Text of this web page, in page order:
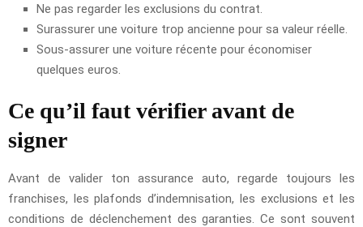
Ne pas regarder les exclusions du contrat.
Surassurer une voiture trop ancienne pour sa valeur réelle.
Sous-assurer une voiture récente pour économiser
quelques euros.
Ce qu’il faut vérifier avant de
signer
Avant de valider ton assurance auto, regarde toujours les
franchises, les plafonds d’indemnisation, les exclusions et les
conditions de déclenchement des garanties. Ce sont souvent